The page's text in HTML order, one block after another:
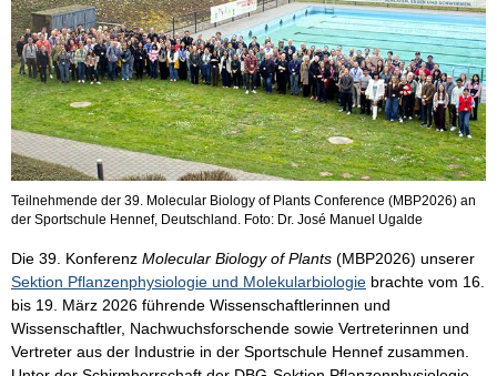
Teilnehmende der 39. Molecular Biology of Plants Conference (MBP2026) an
der Sportschule Hennef, Deutschland. Foto: Dr. José Manuel Ugalde
Die 39. Konferenz Molecular Biology of Plants (MBP2026) unserer
Sektion Pflanzenphysiologie und Molekularbiologie brachte vom 16.
bis 19. März 2026 führende Wissenschaftlerinnen und
Wissenschaftler, Nachwuchsforschende sowie Vertreterinnen und
Vertreter aus der Industrie in der Sportschule Hennef zusammen.